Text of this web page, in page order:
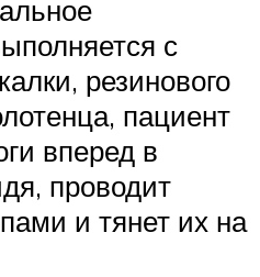
с
резинового
пациент
вперед в
проводит
и тянет их на